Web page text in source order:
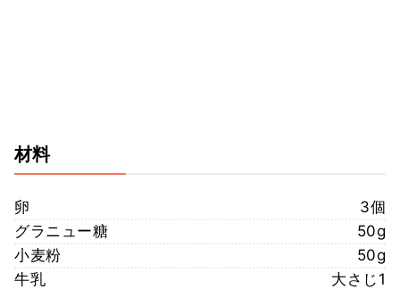
材料
卵
3個
グラニュー糖
50g
小麦粉
50g
牛乳
大さじ1